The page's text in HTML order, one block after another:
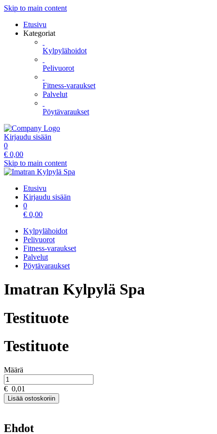
Skip to main content
Etusivu
Kategoriat
Kylpylähoidot
Pelivuorot
Fitness-varaukset
Palvelut
Pöytävaraukset
Kirjaudu sisään
0
€ 0,00
Skip to main content
Etusivu
Kirjaudu sisään
0
€ 0,00
Kylpylähoidot
Pelivuorot
Fitness-varaukset
Palvelut
Pöytävaraukset
Imatran Kylpylä Spa
Testituote
Testituote
Määrä
€ 0,01
Lisää ostoskoriin
Ehdot